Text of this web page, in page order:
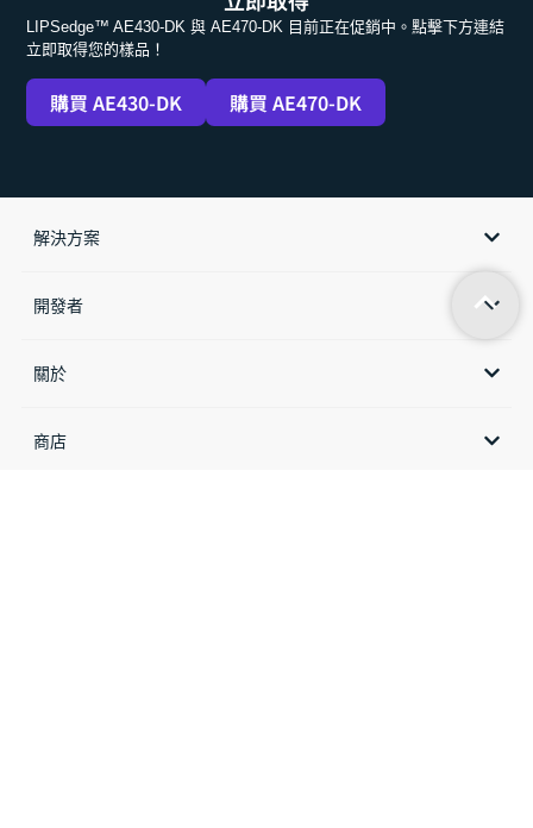
LIPSedge™ AE430-DK 與 AE470-DK 目前正在促銷中。點擊下方連結
立即取得您的樣品！
購買 AE430-DK 購買 AE470-DK
解決方案
開發者
關於
商店​